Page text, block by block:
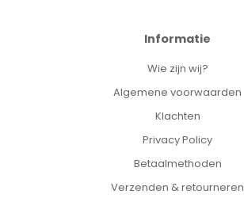
Informatie
Wie zijn wij?
Algemene voorwaarden
Klachten
Privacy Policy
Betaalmethoden
Verzenden & retourneren